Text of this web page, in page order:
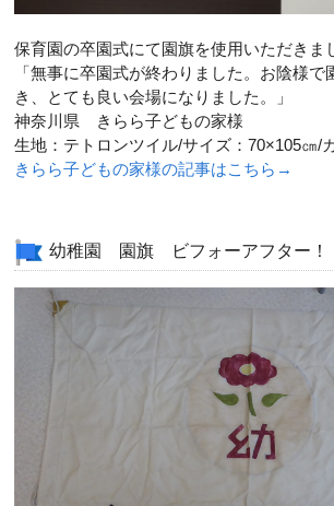
保育園の卒園式にて園旗を使用いただきま
「無事に卒園式が終わりました。お陰様
き、とても良い会場になりました。」
神奈川県 きらら子どもの家様
生地：テトロンツイル/サイズ：70×105㎝/
きらら子どもの家様の記事はこちら→
幼稚園 園旗 ビフォーアフター！